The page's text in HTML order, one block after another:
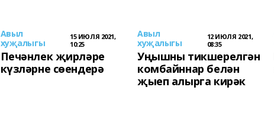
Авыл
хуҗалыгы
15 ИЮЛЯ 2021,
10:25
Печәнлек җирләре
күзләрне сөендерә
Авыл
хуҗалыгы
12 ИЮЛЯ 2021,
08:35
Уңышны тикшерелгән
комбайннар белән
җыеп алырга кирәк